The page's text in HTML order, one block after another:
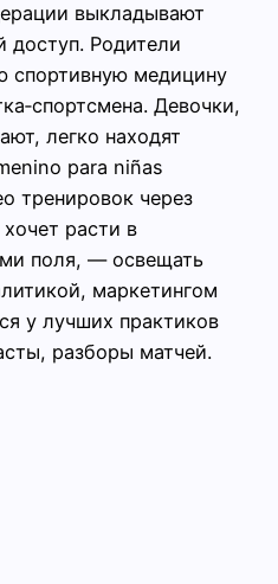
выкладывают
доступ. Родители
спортивную медицину
Девочки,
легко находят
para niñas
тренировок через
расти в
поля, — освещать
маркетингом
у лучших практиков
разборы матчей.